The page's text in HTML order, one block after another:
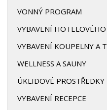
VONNÝ PROGRAM
VYBAVENÍ
VYBAVENÍ KOUPELNY A
WELLNESS A SAUNY
ÚKLIDOVÉ PROSTŘEDKY
VYBAVENÍ RECEPCE